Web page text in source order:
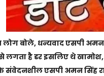
लोग बोले, धन्यवाद एसपी अमन
से लगता है डर इसलिए थे
संवेदनशील एसपी अमन सिंह